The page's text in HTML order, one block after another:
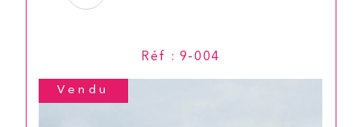
Réf : 9-004
Vendu